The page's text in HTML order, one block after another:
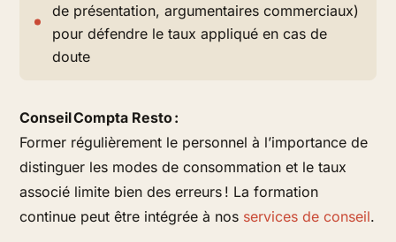
de présentation, argumentaires commerciaux)
pour défendre le taux appliqué en cas de
doute
Conseil Compta Resto :
Former régulièrement le personnel à l’importance de
distinguer les modes de consommation et le taux
associé limite bien des erreurs ! La formation
continue peut être intégrée à nos services de conseil.